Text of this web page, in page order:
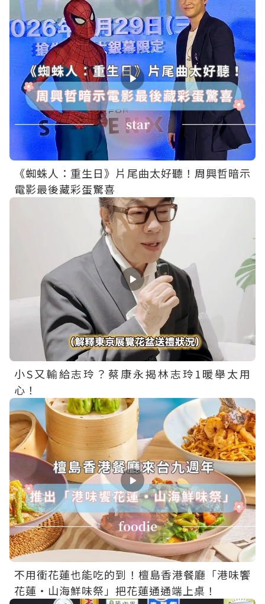
《蜘蛛人：重生日》片尾曲太好聽！周興哲暗示
電影最後藏彩蛋驚喜
小S又輸給志玲？蔡康永揭林志玲1暖舉太用
心！
不用衝花蓮也能吃的到！檀島香港餐廳「港味饗
花蓮・山海鮮味祭」把花蓮通通端上桌！